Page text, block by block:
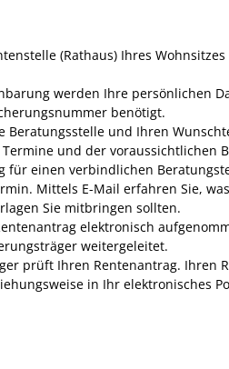
(Rathaus) Ihres
werden Ihre persönlichen
benötigt.
Beratungsstelle und Ihren
und der voraussichtlichen
für einen verbindlichen
Mittels E-Mail erfahren Sie,
Sie mitbringen sollten.
elektronisch
weitergeleitet.
prüft Ihren Rentenantrag. Ihren
in Ihr elektronisches